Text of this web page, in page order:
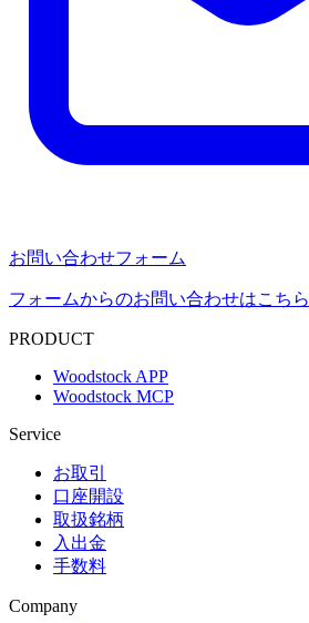
お問い合わせフォーム
フォームからのお問い合わせはこちら
PRODUCT
Woodstock APP
Woodstock MCP
Service
お取引
口座開設
取扱銘柄
入出金
手数料
Company